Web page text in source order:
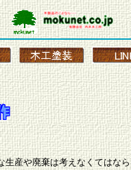
生産や廃棄は考えなくてはな